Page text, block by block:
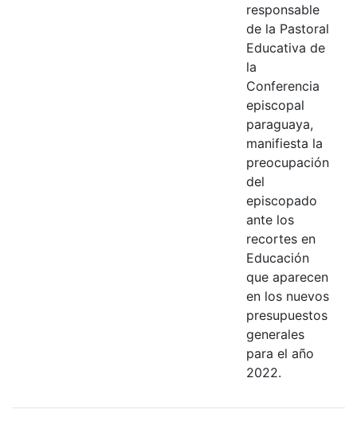
responsable
de la Pastoral
Educativa de
la
Conferencia
episcopal
paraguaya,
manifiesta la
preocupación
del
episcopado
ante los
recortes en
Educación
que aparecen
en los nuevos
presupuestos
generales
para el año
2022.